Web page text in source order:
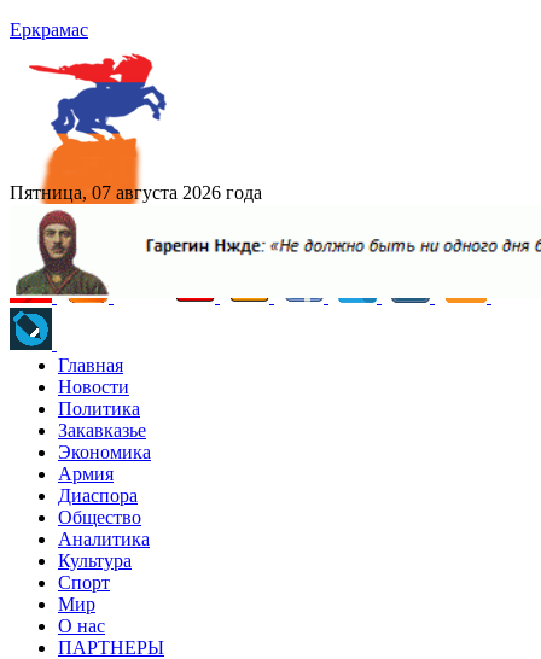
Еркрамас
Пятница, 07 августа 2026 года
Главная
Новости
Политика
Закавказье
Экономика
Армия
Диаспора
Общество
Аналитика
Культура
Спорт
Мир
О нас
ПАРТНЕРЫ